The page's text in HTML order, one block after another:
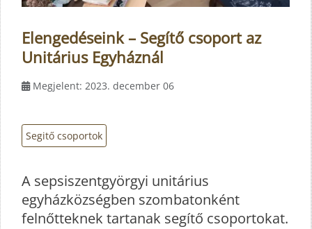
Elengedéseink – Segítő csoport az
Unitárius Egyháznál
Megjelent: 2023. december 06
Segitő csoportok
A sepsiszentgyörgyi unitárius
egyházközségben szombatonként
felnőtteknek tartanak segítő csoportokat.